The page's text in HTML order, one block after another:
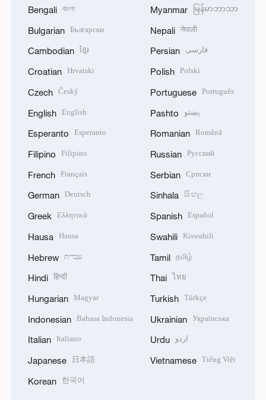
Bengali বাংলা
Bulgarian Български
Cambodian ខ្មែរ
Croatian Hrvatski
Czech Český
English English
Esperanto Esperanto
Filipino Filipino
French Français
German Deutsch
Greek Ελληνικά
Hausa Hausa
Hebrew עברית
Hindi हिन्दी
Hungarian Magyar
Indonesian Bahasa Indonesia
Italian Italiano
Japanese 日本語
Korean 한국어
Myanmar မြန်မာဘာသာ
Nepali नेपाली
Persian فارسی
Polish Polski
Portuguese Português
Pashto پښتو
Romanian Română
Russian Русский
Serbian Српски
Sinhala සිංහල
Spanish Español
Swahili Kiswahili
Tamil தமிழ்
Thai ไทย
Turkish Türkçe
Ukrainian Українська
Urdu اردو
Vietnamese Tiếng Việt